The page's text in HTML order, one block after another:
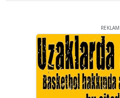
REKLAM